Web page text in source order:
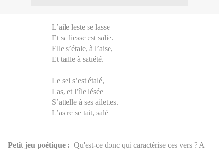
L’aile leste se lasse
Et sa liesse est salie.
Elle s’étale, à l’aise,
Et taille à satiété.
Le sel s’est étalé,
Las, et l’île lésée
S’attelle à ses ailettes.
L’astre se tait, salé.
Petit jeu poétique : Qu'est-ce donc qui caractérise ces vers ? A